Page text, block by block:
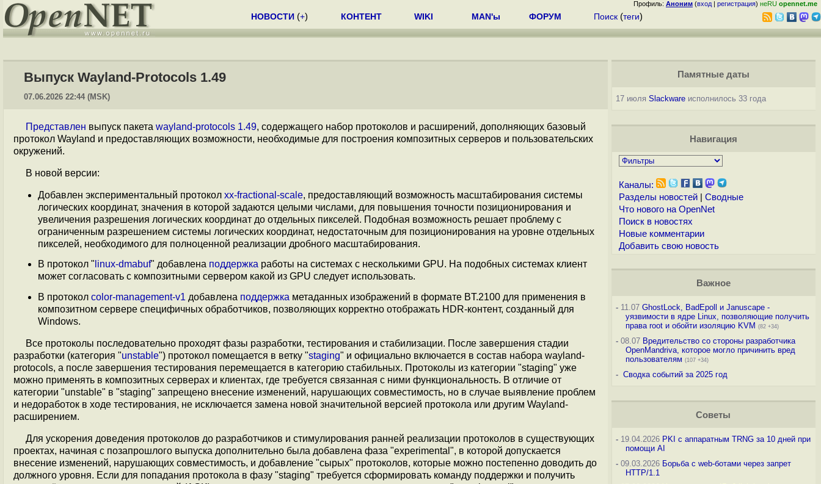
Профиль: Аноним (вход | регистрация) неRU opennet.me
НОВОСТИ (+) КОНТЕНТ WIKI MAN'ы ФОРУМ Поиск (теги)
Выпуск Wayland-Protocols 1.49
07.06.2026 22:44 (MSK)
Представлен выпуск пакета wayland-protocols 1.49, содержащего набор протоколов и расширений, дополняющих базовый
протокол Wayland и предоставляющих возможности, необходимые для построения композитных серверов и пользовательских
окружений.
В новой версии:
Добавлен экспериментальный протокол xx-fractional-scale, предоставляющий возможность масштабирования системы
логических координат, значения в которой задаются целыми числами, для повышения точности позиционирования и
увеличения разрешения логических координат до отдельных пикселей. Подобная возможность решает проблему с
ограниченным разрешением системы логических координат, недостаточным для позиционирования на уровне отдельных
пикселей, необходимого для полноценной реализации дробного масштабирования.
В протокол " linux-dmabuf" добавлена поддержка работы на системах с несколькими GPU. На подобных системах клиент
может согласовать с композитными сервером какой из GPU следует использовать.
В протокол color-management-v1 добавлена поддержка метаданных изображений в формате BT.2100 для применения в
композитном сервере специфичных обработчиков, позволяющих корректно отображать HDR-контент, созданный для
Windows.
Все протоколы последовательно проходят фазы разработки, тестирования и стабилизации. После завершения стадии
разработки (категория "unstable") протокол помещается в ветку "staging" и официально включается в состав набора wayland-
protocols, а после завершения тестирования перемещается в категорию стабильных. Протоколы из категории "staging" уже
можно применять в композитных серверах и клиентах, где требуется связанная с ними функциональность. В отличие от
категории "unstable" в "staging" запрещено внесение изменений, нарушающих совместимость, но в случае выявление проблем
и недоработок в ходе тестирования, не исключается замена новой значительной версией протокола или другим Wayland-
расширением.
Для ускорения доведения протоколов до разработчиков и стимулирования ранней реализации протоколов в существующих
проектах, начиная с позапрошлого выпуска дополнительно была добавлена фаза "experimental", в которой допускается
внесение изменений, нарушающих совместимость, и добавление "сырых" протоколов, которые можно постепенно доводить до
должного уровня. Если для попадания протокола в фазу "staging" требуется сформировать команду поддержки и получить
Памятные даты
17 июля Slackwareисполнилось 33 года
Навигация
Каналы:
Разделы новостей| Сводные
Что нового на OpenNet
Поиск в новостях
Новые комментарии
Добавить свою новость
Важное
-11.07 GhostLock, BadEpoll и Januscape -
уязвимости в ядре Linux, позволяющие получить
права root и обойти изоляцию KVM (82 +34)
-08.07 Вредительство со стороны разработчика
OpenMandriva, которое могло причинить вред
пользователям (107 +34)
- Сводка событий за 2025 год
Советы
-19.04.2026 PKI с аппаратным TRNG за 10 дней при
помощи AI
-09.03.2026 Борьба с web-ботами через запрет
HTTP/1.1